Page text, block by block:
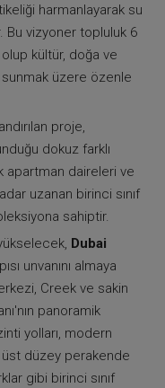
harmanlayarak su
Bu vizyoner topluluk 6
kültür, doğa ve
sunmak üzere özenle
proje,
dokuz farklı
apartman daireleri ve
uzanan birinci sınıf
sahiptir.
Dubai
unvanını almaya
Creek ve sakin
panoramik
yolları, modern
düzey perakende
gibi birinci sınıf